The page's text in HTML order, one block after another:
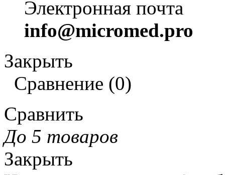
Электронная почта
info@micromed.pro
Закрыть
Сравнение (0)
Сравнить
До 5 товаров
Закрыть